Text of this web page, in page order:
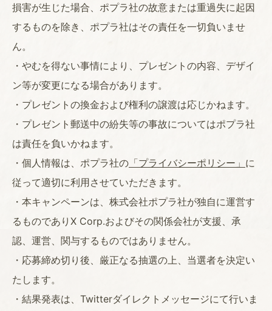
損害が生じた場合、ポプラ社の故意または重過失に起因
するものを除き、ポプラ社はその責任を一切負いませ
ん。
・やむを得ない事情により、プレゼントの内容、デザイ
ン等が変更になる場合があります。
・プレゼントの換金および権利の譲渡は応じかねます。
・プレゼント郵送中の紛失等の事故についてはポプラ社
は責任を負いかねます。
・個人情報は、ポプラ社の 「プライバシーポリシー」 に
従って適切に利用させていただきます。
・本キャンペーンは、株式会社ポプラ社が独自に運営す
るものでありX Corp.およびその関係会社が支援、承
認、運営、関与するものではありません。
・応募締め切り後、厳正なる抽選の上、当選者を決定い
たします。
・結果発表は、Twitterダイレクトメッセージにて行いま